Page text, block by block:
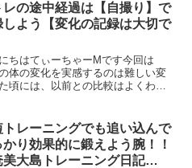
レの途中経過は【自撮り】で
しよう【変化の記録は大切で
ちはてぃーちゃーMです今回は
体の変化を実感するのは難しい変
頃には、以前との比較はよくわか
ですナルシストみたいでイヤ自慢
でイヤと否定的にとら...
トレーニングでも追い込んで
かり効果的に鍛えよう腕！！
美大島トレーニング日記